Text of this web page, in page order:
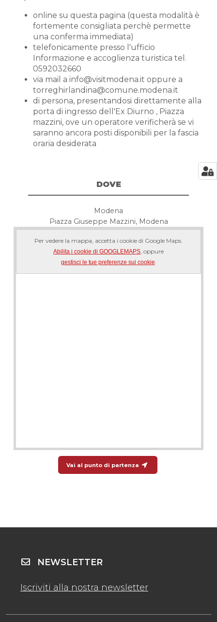
online su questa pagina (questa modalità è
fortemente consigliata perchè permette
una conferma immediata)
telefonicamente presso l'ufficio
Informazione e accoglienza turistica tel.
0592032660
via mail a info@visitmodena.it oppure a
torreghirlandina@comune.modena.it
di persona, presentandosi direttamente alla
porta di ingresso dell'Ex Diurno , Piazza
mazzini, ove un operatore verificherà se vi
saranno ancora posti disponibili per la fascia
oraria desiderata
DOVE
Modena
Piazza Giuseppe Mazzini, Modena
Per vedere la mappa, accetta i cookie di Google Maps.
Abilita i cookie di GOOGLEMAPS, oppure
gestisci le tue preferenze sui cookie.
Vai al punto di partenza
NEWSLETTER
Iscriviti alla nostra newsletter